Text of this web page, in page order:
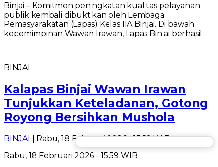
Binjai – Komitmen peningkatan kualitas pelayanan
publik kembali dibuktikan oleh Lembaga
Pemasyarakatan (Lapas) Kelas IIA Binjai. Di bawah
kepemimpinan Wawan Irawan, Lapas Binjai berhasil…
BINJAI
Kalapas Binjai Wawan Irawan
Tunjukkan Keteladanan, Gotong
Royong Bersihkan Mushola
BINJAI
| Rabu, 18 Februari 2026 - 15:59 WIB
Rabu, 18 Februari 2026 - 15:59 WIB